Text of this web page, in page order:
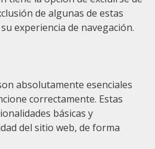
de algunas de estas
experiencia de navegación.
absolutamente esenciales
correctamente. Estas
básicas y
del sitio web, de forma